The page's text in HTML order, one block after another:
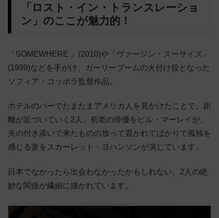
「ロスト・イン・トランスレーショ
ン」のここが魅力的！
「 SOMEWHERE 」(2010)や「 ヴァージン・スーサイズ 」
(1999)などを手がけ、ガーリーブームの火付け役となった
ソフィア・コッポラ監督作品。
ホテルのバーでたまたまアメリカ人を見かけたことで、距
離が近づいていく2人。 初老の俳優をビル・マーレイが、
夫の付き添いで来たものの放って置かれてばかりで孤独を
感じる妻を スカーレット・ヨハンソンが演じています。
日本でなかったら出会わなかったかもしれない、2人の絶
妙な関係が繊細に描かれています。